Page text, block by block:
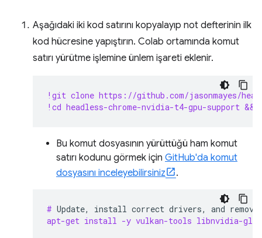
Aşağıdaki iki kod satırını kopyalayıp not defterinin ilk
kod hücresine yapıştırın. Colab ortamında komut
satırı yürütme işlemine ünlem işareti eklenir.
!git clone https://github.com/jasonmayes/
!cd headless-chrome-nvidia-t4-gpu-support
Bu komut dosyasının yürüttüğü ham komut
satırı kodunu görmek için GitHub'da komut
dosyasını inceleyebilirsiniz
.
# Update, install correct drivers, and remove
apt-get install -y vulkan-tools libnvidia-gl-